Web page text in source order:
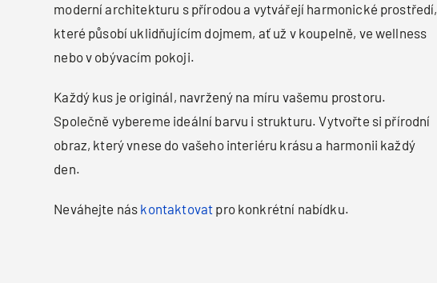
moderní architekturu s přírodou a vytvářejí harmonické prostředí,
které působí uklidňujícím dojmem, ať už v koupelně, ve wellness
nebo v obývacím pokoji.
Každý kus je originál, navržený na míru vašemu prostoru.
Společně vybereme ideální barvu i strukturu. Vytvořte si přírodní
obraz, který vnese do vašeho interiéru krásu a harmonii každý
den.
Neváhejte nás kontaktovat pro konkrétní nabídku.